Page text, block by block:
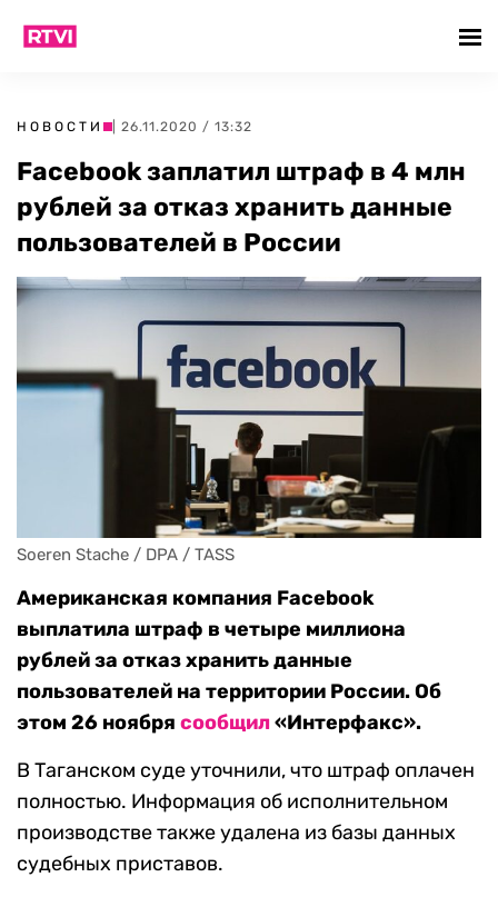
НОВОСТИ | 26.11.2020 / 13:32
Facebook заплатил штраф в 4 млн
рублей за отказ хранить данные
пользователей в России
Soeren Stache / DPA / TASS
Американская компания Facebook
выплатила штраф в четыре миллиона
рублей за отказ хранить данные
пользователей на территории России. Об
этом 26 ноября сообщил«Интерфакс».
В Таганском суде уточнили, что штраф оплачен
полностью. Информация об исполнительном
производстве также удалена из базы данных
судебных приставов.